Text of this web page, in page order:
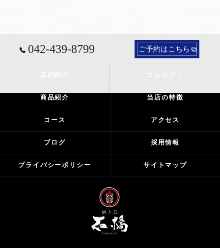
042-439-8799 ご予約はこちら
商品紹介 当店の特徴
コース アクセス
ブログ 採用情報
プライバシーポリシー サイトマップ